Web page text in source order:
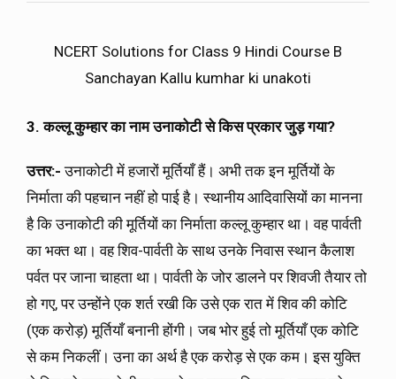
NCERT Solutions for Class 9 Hindi Course B
Sanchayan Kallu kumhar ki unakoti
3. कल्लू कुम्हार का नाम उनाकोटी से किस प्रकार जुड़ गया?
उत्तर:-उनाकोटी में हजारों मूर्तियाँ हैं। अभी तक इन मूर्तियों के
निर्माता की पहचान नहीं हो पाई है। स्थानीय आदिवासियों का मानना
है कि उनाकोटी की मूर्तियों का निर्माता कल्लू कुम्हार था। वह पार्वती
का भक्त था। वह शिव-पार्वती के साथ उनके निवास स्थान कैलाश
पर्वत पर जाना चाहता था। पार्वती के जोर डालने पर शिवजी तैयार तो
हो गए, पर उन्होंने एक शर्त रखी कि उसे एक रात में शिव की कोटि
(एक करोड़) मूर्तियाँ बनानी होंगी। जब भोर हुई तो मूर्तियाँ एक कोटि
से कम निकलीं। उना का अर्थ है एक करोड़ से एक कम। इस युक्ति